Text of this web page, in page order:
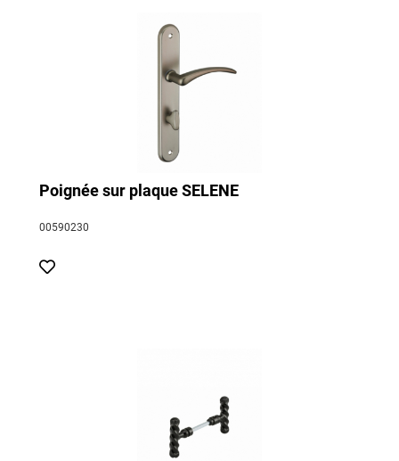
Poignée sur plaque SELENE
00590230